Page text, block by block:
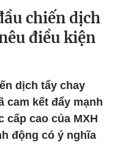
chiến dịch
điều kiện
dịch tẩy chay
cam kết đẩy mạnh
cấp cao của MXH
động có ý nghĩa